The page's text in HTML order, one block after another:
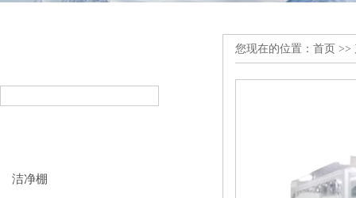
洁净棚
您现在的位置： 首页 >>